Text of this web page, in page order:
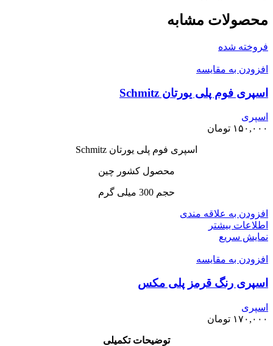
محصولات مشابه
فروخته شده
افزودن به مقایسه
اسپری فوم پلی یورتان Schmitz
اسپری
۱۵۰,۰۰۰ تومان
اسپری فوم پلی یورتان Schmitz
محصول کشور چین
حجم 300 میلی گرم
افزودن به علاقه مندی
اطلاعات بیشتر
نمایش سریع
افزودن به مقایسه
اسپری رنگ قرمز پلی مکس
اسپری
۱۷۰,۰۰۰ تومان
توضیحات تکمیلی